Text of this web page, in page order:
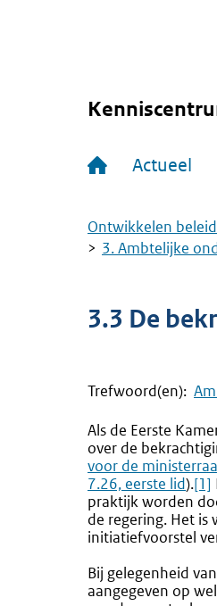
Actueel
Kruimelpad
Ontwikkelen
3. Ambtelijke
3.3 De
Trefwoord(en):
Als de Eerste
over de
voor de
7.26, eerste lid).[1]
praktijk worden
de regering. Het
initiatiefvoorstel
Bij gelegenheid
aangegeven op